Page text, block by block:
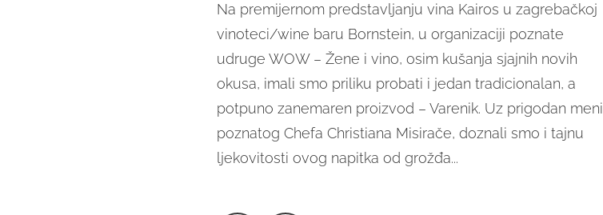
Na premijernom predstavljanju vina Kairos u zagrebačkoj
vinoteci/wine baru Bornstein, u organizaciji poznate
udruge WOW – Žene i vino, osim kušanja sjajnih novih
okusa, imali smo priliku probati i jedan tradicionalan, a
potpuno zanemaren proizvod – Varenik. Uz prigodan meni
poznatog Chefa Christiana Misirače, doznali smo i tajnu
ljekovitosti ovog napitka od grožđa...